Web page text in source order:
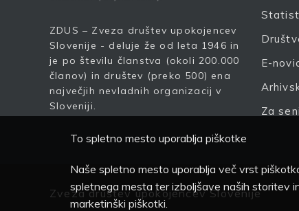
ZDUS – Zveza društev upokojencev
Slovenije - deluje že od leta 1946 in
je po številu članstva (okoli 200.000
članov) in društev (preko 500) ena
največjih nevladnih organizacij v
Sloveniji.
E-
Za
Zveza društev upokojencev Slovenije
To spletno mesto uporablja piškotke
Naše spletno mesto uporablja več vrst
spletnega mesta ter izboljšave naših storitev
marketinški piškotki.